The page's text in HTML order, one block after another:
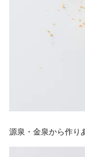
源泉・金泉から作り